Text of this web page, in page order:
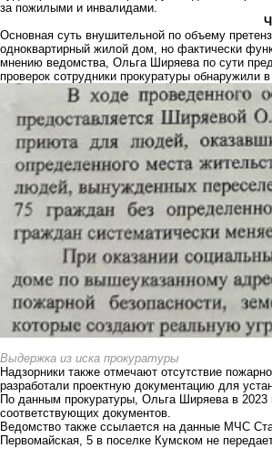
за пожилыми и инвалидами.
Основная суть внушительной по объему
одноквартирный жилой дом, но фактически
мнению ведомства, Ольга Ширяева по сути
проверок сотрудники прокуратуры обнаружили
Выдержка из иска прокуратуры
Надзорники также отмечают отсутствие
разработали проектную документацию для
По данным прокуратуры, Ольга Ширяева в 2023
соответствующих документов.
Ведомство также ссылается на данные МЧС
Первомайская, 5 в поселке Кумском не